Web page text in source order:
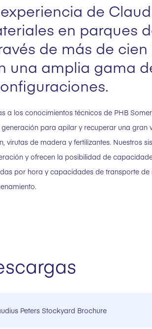
de
en parques
de más de
una amplia gama
a los conocimientos técnicos de PHB
generación para apilar y recuperar una
virutas de madera y fertilizantes. Nuestros
y ofrecen la posibilidad de
por hora y capacidades de transporte
Peters Stockyard Brochure